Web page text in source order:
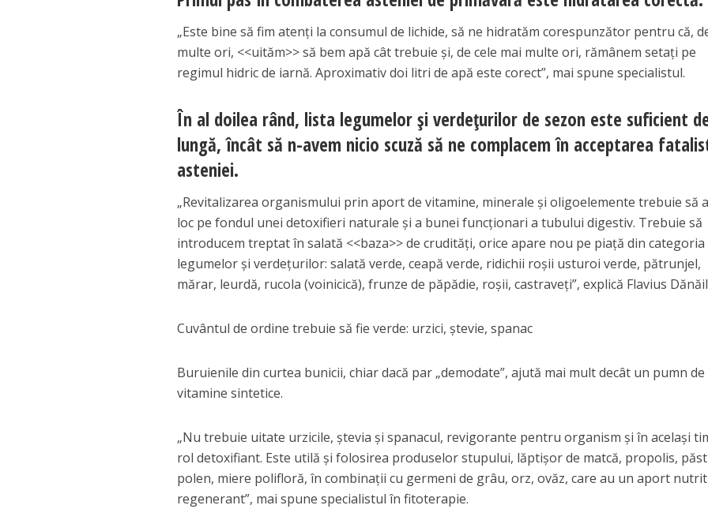
„Este bine să fim atenţi la consumul de lichide, să ne hidratăm corespunzător pentru că,
multe ori, <<uităm>> să bem apă cât trebuie şi, de cele mai multe ori, rămânem setaţi pe
regimul hidric de iarnă. Aproximativ doi litri de apă este corect”, mai spune specialistul.
În al doilea rând, lista legumelor şi verdeţurilor de sezon este suficient
lungă, încât să n-avem nicio scuză să ne complacem în acceptarea
asteniei.
„Revitalizarea organismului prin aport de vitamine, minerale şi oligoelemente trebuie să
loc pe fondul unei detoxifieri naturale şi a bunei funcţionari a tubului digestiv. Trebuie să
introducem treptat în salată <<baza>> de crudităţi, orice apare nou pe piaţă din categoria
legumelor şi verdeţurilor: salată verde, ceapă verde, ridichii roşii usturoi verde, pătrunjel,
mărar, leurdă, rucola (voinicică), frunze de păpădie, roşii, castraveţi”, explică Flavius
Cuvântul de ordine trebuie să fie verde: urzici, ştevie, spanac
Buruienile din curtea bunicii, chiar dacă par „demodate”, ajută mai mult decât un pumn de
vitamine sintetice.
„Nu trebuie uitate urzicile, ştevia şi spanacul, revigorante pentru organism şi în acelaşi
rol detoxifiant. Este utilă şi folosirea produselor stupului, lăptişor de matcă, propolis,
polen, miere polifloră, în combinaţii cu germeni de grâu, orz, ovăz, care au un aport
regenerant”, mai spune specialistul în fitoterapie.